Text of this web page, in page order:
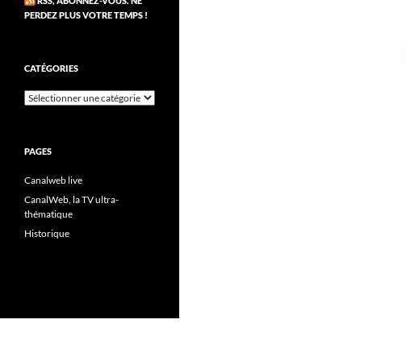
PERDEZ PLUS VOTRE TEMPS !
CATÉGORIES
Catégories
PAGES
Canalweb live
CanalWeb, la TV ultra-
thématique
Historique